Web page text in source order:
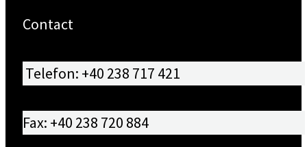
Contact
Telefon: +40 238 717 421
Fax: +40 238 720 884